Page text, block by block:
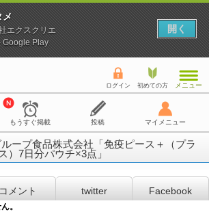
ログイン 初めての方 メニュー
もうすぐ掲載 投稿 マイメニュー
ープ食品株式会社「免疫ピース＋（プラ
ス）7日分パウチ×3点」
コメント twitter Facebook
。
メ
エクスクリエ
Google Play
開く